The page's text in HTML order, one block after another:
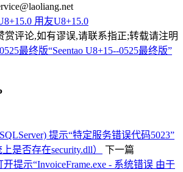
用友U8+15.0
赏评论,如有谬误,请联系指正;转载请注明
最终版“Seentao U8+15--0525最终版”
提示“特定服务错误代码5023”
是否存在security.dll）
下一篇
提示“InvoiceFrame.exe - 系统错误 由于